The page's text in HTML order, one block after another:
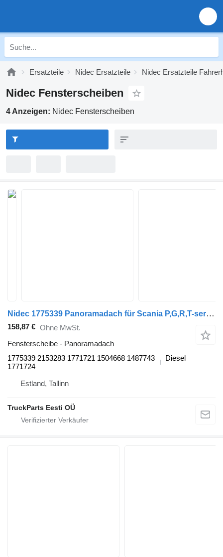
Ersatzteile Nidec Ersatzteile Nidec Ersatzteile
Nidec Fensterscheiben
4 Anzeigen: Nidec Fensterscheiben
Nidec 1775339 Panoramadach für Scania P,G,R,T-series (2004-2017) Sattelzugmaschine
158,87 € Ohne MwSt.
Fensterscheibe - Panoramadach
1775339 2153283 1771721 1504668 1487743
1771724
Diesel
Estland, Tallinn
TruckParts Eesti OÜ